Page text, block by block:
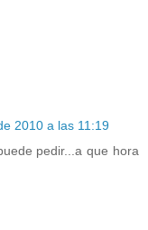
2010 a las 11:19
pedir...a que hora